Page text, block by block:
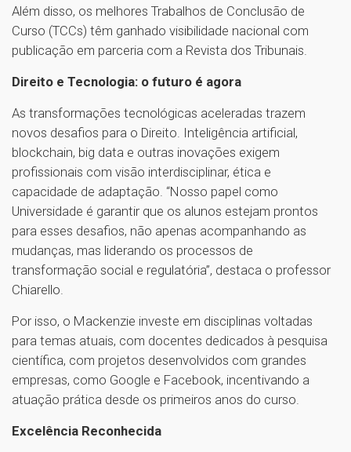
Além disso, os melhores Trabalhos de Conclusão de
Curso (TCCs) têm ganhado visibilidade nacional com
publicação em parceria com a Revista dos Tribunais.
Direito e Tecnologia: o futuro é agora
As transformações tecnológicas aceleradas trazem
novos desafios para o Direito. Inteligência artificial,
blockchain, big data e outras inovações exigem
profissionais com visão interdisciplinar, ética e
capacidade de adaptação. “Nosso papel como
Universidade é garantir que os alunos estejam prontos
para esses desafios, não apenas acompanhando as
mudanças, mas liderando os processos de
transformação social e regulatória”, destaca o professor
Chiarello.
Por isso, o Mackenzie investe em disciplinas voltadas
para temas atuais, com docentes dedicados à pesquisa
científica, com projetos desenvolvidos com grandes
empresas, como Google e Facebook, incentivando a
atuação prática desde os primeiros anos do curso.
Excelência Reconhecida